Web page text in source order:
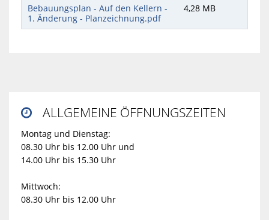
Bebauungsplan - Auf den Kellern -
1. Änderung - Planzeichnung.pdf
4,28 MB
 ALLGEMEINE ÖFFNUNGSZEITEN
Montag und Dienstag:
08.30 Uhr bis 12.00 Uhr und
14.00 Uhr bis 15.30 Uhr
Mittwoch:
08.30 Uhr bis 12.00 Uhr